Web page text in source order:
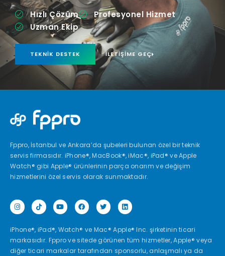
Hızlı Çözüm
Profesyonel Hizmet
Uzman Ekip
TEKNIK DESTEK İLETIŞIME GEÇ
Fppro, İstanbul ve Ankara’da şubeleri bulunan özel bir teknik
servis firmasıdır. iPhone®, MacBook®, iMac®, iPad® ve Apple
Watch® gibi Apple® ürünlerinin parça onarım ve değişim
hizmetlerini özel servis olarak sunmaktadır.
iPhone®, iPad®, Watch® ve Mac® Apple® Inc. şirketinin ticari
markasıdır. Fppro ve sitede görünen tüm hizmetler, Apple® veya
diğer ticari markalar tarafından sponsorlu, anlaşmalı ya da